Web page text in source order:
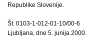
Republike Slovenije.
Št. 0103-1-012-01-10/00-6
Ljubljana, dne 5. junija 2000.